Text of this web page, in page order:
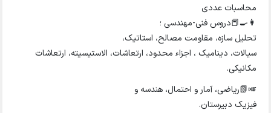
محاسبات عددی
👩‍🍳📕دروس فنی-مهندسی ؛
تحلیل سازه، مقاومت مصالح، استاتیک،
سیالات، دینامیک ، اجزاء محدود، ارتعاشات، الاستیسیته، ارتعاشات
مکانیکی.
🎺📗ریاضی، آمار و احتمال، هندسه و
فیزیک دبیرستان.